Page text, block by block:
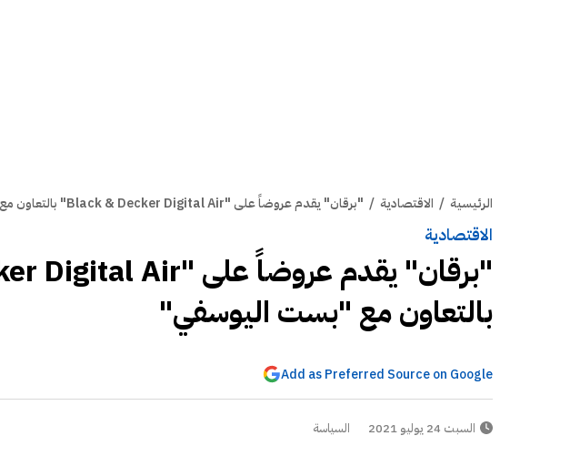
الرئيسية / الاقتصادية / "برقان" يقدم عروضاً على "Black & Decker Digital Air" بالتعاون مع "بست اليوسفي"
الاقتصادية
بالتعاون مع "بست اليوسفي"
Add as Preferred Source on Google
السبت 24 يوليو 2021 السياسة